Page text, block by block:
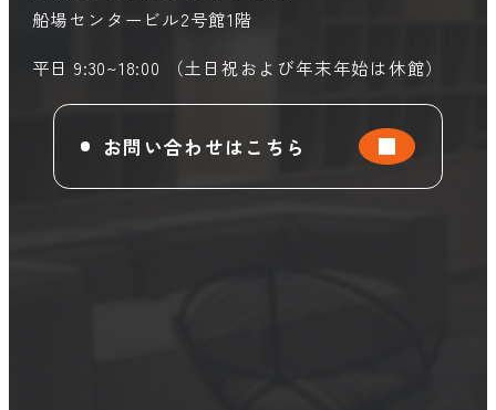
船場センタービル2号館1階
平日 9:30~18:00 （土日祝および年末年始は休館）
お問い合わせはこちら